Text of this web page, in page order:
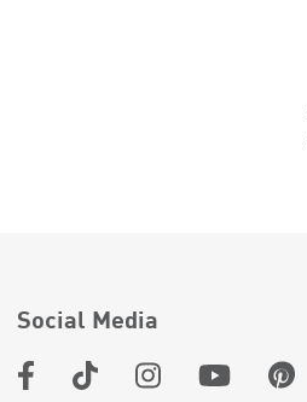
Social Media